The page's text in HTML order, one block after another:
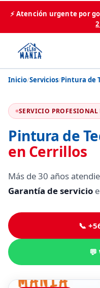
⚡ Atención urgente por
Inicio/Servicios/Pintura de
SERVICIO PROFESIONAL
Pintura de
en Cerrillos
Más de 30 años
Garantía de servicio
📞
💬